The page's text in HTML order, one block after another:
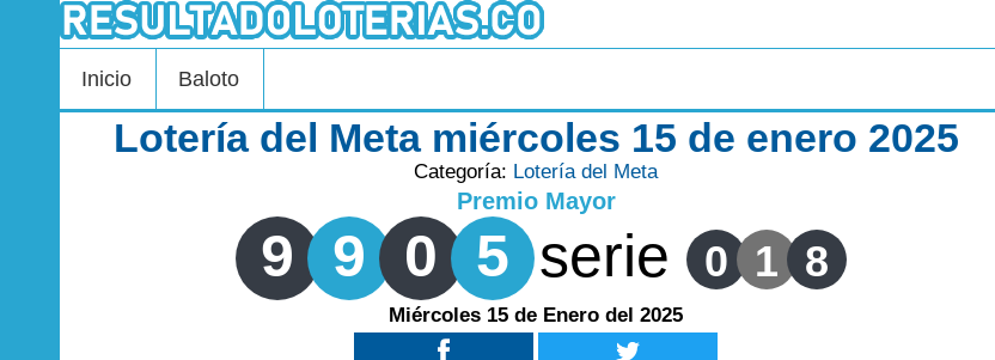
Inicio Baloto
Lotería del Meta miércoles 15 de enero 2025
Categoría: Lotería del Meta
Premio Mayor
9 9 0 5 serie 0 1 8
Miércoles 15 de Enero del 2025